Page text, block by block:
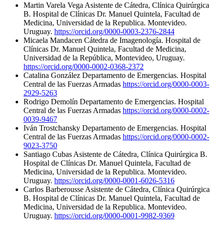
Martin Varela Vega Asistente de Cátedra, Clínica Quirúrgica
B. Hospital de Clínicas Dr. Manuel Quintela, Facultad de
Medicina, Universidad de la Republica. Montevideo.
Uruguay. https://orcid.org/0000-0003-2376-2844
Micaela Mandacen Cátedra de Imagenología. Hospital de
Clínicas Dr. Manuel Quintela, Facultad de Medicina,
Universidad de la República, Montevideo, Uruguay.
https://orcid.org/0000-0002-0368-2372
Catalina González Departamento de Emergencias. Hospital
Central de las Fuerzas Armadas https://orcid.org/0000-0003-
2929-5263
Rodrigo Demolín Departamento de Emergencias. Hospital
Central de las Fuerzas Armadas https://orcid.org/0000-0002-
0039-9467
Iván Trostchansky Departamento de Emergencias. Hospital
Central de las Fuerzas Armadas https://orcid.org/0000-0002-
9023-3750
Santiago Cubas Asistente de Cátedra, Clínica Quirúrgica B.
Hospital de Clínicas Dr. Manuel Quintela, Facultad de
Medicina, Universidad de la Republica. Montevideo.
Uruguay. https://orcid.org/0000-0001-6026-5316
Carlos Barberousse Asistente de Cátedra, Clínica Quirúrgica
B. Hospital de Clínicas Dr. Manuel Quintela, Facultad de
Medicina, Universidad de la Republica. Montevideo.
Uruguay. https://orcid.org/0000-0001-9982-9369